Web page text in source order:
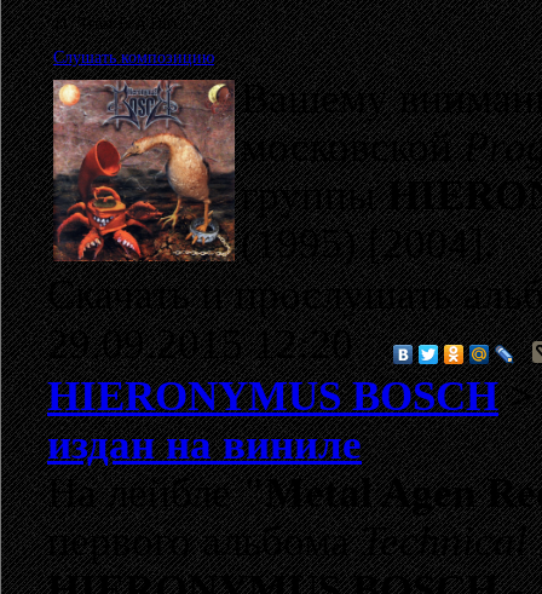
11. Trust Is A Dirt
Слушать композицию
Вашему
московской
группы
(1995) [2004].
Скачать и прослушать
29.09.2015 12:20
HIERONYMUS BOSCH
издан на виниле
На лейбле"Metal Agen
первого альбома